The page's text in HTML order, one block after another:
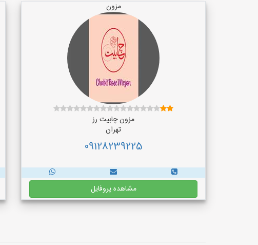
مزون
مزون چابیت رز
تهران
09128239225
مشاهده پروفایل